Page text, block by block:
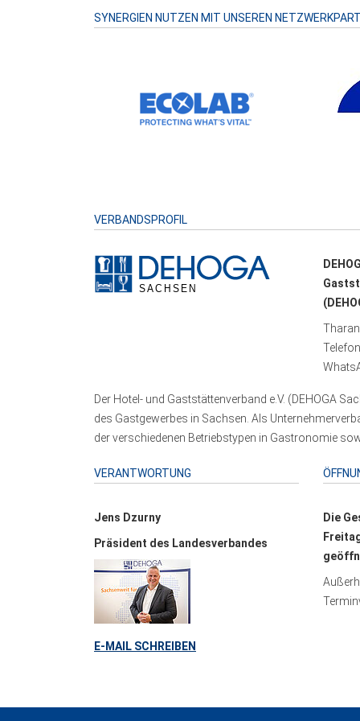
SYNERGIEN NUTZEN MIT UNSEREN
VERBANDSPROFIL
Der Hotel- und Gaststättenverband e.V. (DEHOGA
des Gastgewerbes in Sachsen. Als
der verschiedenen Betriebstypen in Gastronomie
VERANTWORTUNG
Jens Dzurny
Präsident des Landesverbandes
E-MAIL SCHREIBEN
Die